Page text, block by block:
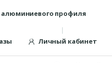
профиля
Личный кабинет